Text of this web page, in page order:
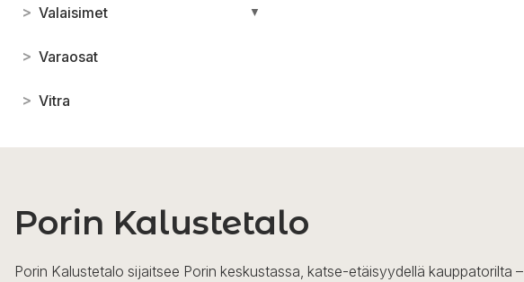
> Valaisimet ▼
> Varaosat
> Vitra
Porin Kalustetalo
Porin Kalustetalo sijaitsee Porin keskustassa, katse-etäisyydellä kauppatorilta –